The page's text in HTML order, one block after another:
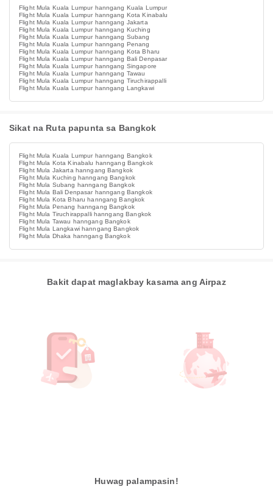
Flight Mula Kuala Lumpur hanngang Kuala Lumpur
Flight Mula Kuala Lumpur hanngang Kota Kinabalu
Flight Mula Kuala Lumpur hanngang Jakarta
Flight Mula Kuala Lumpur hanngang Kuching
Flight Mula Kuala Lumpur hanngang Subang
Flight Mula Kuala Lumpur hanngang Penang
Flight Mula Kuala Lumpur hanngang Kota Bharu
Flight Mula Kuala Lumpur hanngang Bali Denpasar
Flight Mula Kuala Lumpur hanngang Singapore
Flight Mula Kuala Lumpur hanngang Tawau
Flight Mula Kuala Lumpur hanngang Tiruchirappalli
Flight Mula Kuala Lumpur hanngang Langkawi
Sikat na Ruta papunta sa Bangkok
Flight Mula Kuala Lumpur hanngang Bangkok
Flight Mula Kota Kinabalu hanngang Bangkok
Flight Mula Jakarta hanngang Bangkok
Flight Mula Kuching hanngang Bangkok
Flight Mula Subang hanngang Bangkok
Flight Mula Bali Denpasar hanngang Bangkok
Flight Mula Kota Bharu hanngang Bangkok
Flight Mula Penang hanngang Bangkok
Flight Mula Tiruchirappalli hanngang Bangkok
Flight Mula Tawau hanngang Bangkok
Flight Mula Langkawi hanngang Bangkok
Flight Mula Dhaka hanngang Bangkok
Bakit dapat maglakbay kasama ang Airpaz
Huwag palampasin!